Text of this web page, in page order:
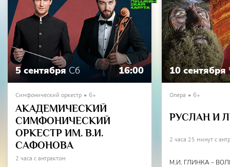
5 сентября Сб 16:00
Симфонический оркестр 6+
АКАДЕМИЧЕСКИЙ
СИМФОНИЧЕСКИЙ
ОРКЕСТР ИМ. В.И.
САФОНОВА
2 часа с антрактом
10 сентября
Опера 6+
РУСЛАН И
2 часа 25 минут с
М.И. ГЛИНКА –